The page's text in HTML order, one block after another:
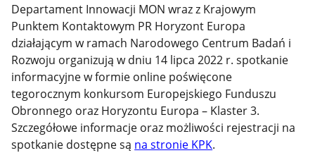
Departament Innowacji MON wraz z Krajowym
Punktem Kontaktowym PR Horyzont Europa
działającym w ramach Narodowego Centrum Badań i
Rozwoju organizują w dniu 14 lipca 2022 r. spotkanie
informacyjne w formie online poświęcone
tegorocznym konkursom Europejskiego Funduszu
Obronnego oraz Horyzontu Europa – Klaster 3.
Szczegółowe informacje oraz możliwości rejestracji na
spotkanie dostępne są na stronie KPK.